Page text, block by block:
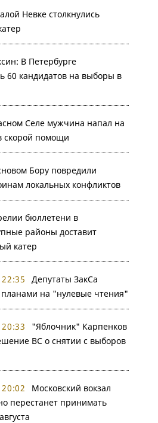
Невке столкнулись
В Петербурге
60 кандидатов на выборы в
Селе мужчина напал на
скорой помощи
Бору повредили
локальных конфликтов
бюллетени в
районы доставит
катер
Депутаты ЗакСа
планами на "нулевые чтения"
"Яблочник" Карпенков
ВС о снятии с выборов
Московский вокзал
перестанет принимать